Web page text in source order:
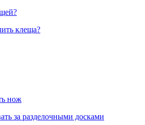
клеща?
нож
за разделочными досками